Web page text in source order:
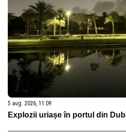
5 aug. 2026, 11:09
Explozii uriașe în portul din